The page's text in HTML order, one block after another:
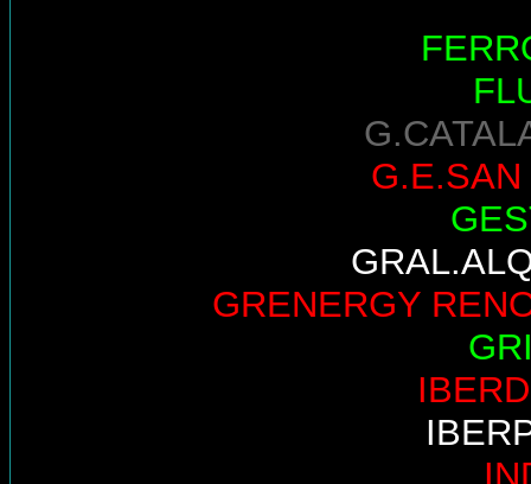
GRENERGY